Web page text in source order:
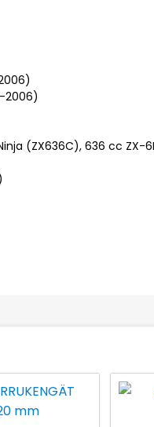
2006)
(ZX636C), 636 cc ZX-